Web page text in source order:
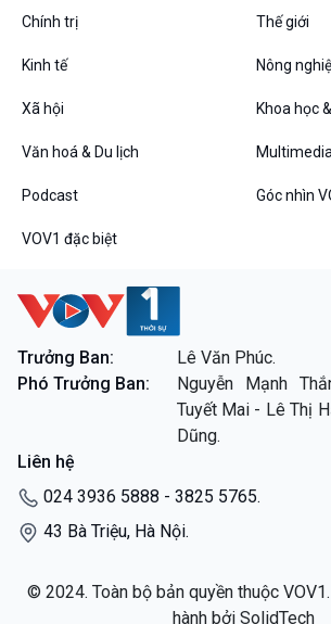
Bình luận
10 phút
Dòng
Diễn đàn
VOV1 đặc biệt
Thanh âm ký sự
Các chương trình đặc biệt
Chính trị Thế giới
Kinh tế Nông
Xã hội Khoa học
Văn hoá & Du lịch Multimedia
Podcast Góc nhìn
VOV1 đặc biệt
Trưởng Ban:
Lê Văn Phúc.
Phó Trưởng Ban:
Nguyễn Mạnh
Tuyết Mai - Lê Thị
Dũng.
Liên hệ
024 3936 5888 - 3825 5765.
43 Bà Triệu, Hà Nội.
© 2024. Toàn bộ bản quyền thuộc
hành bởi SolidTech